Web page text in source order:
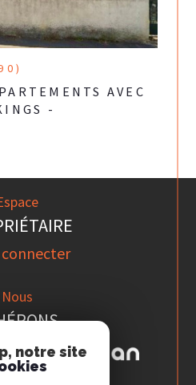
AVEC
-
Espace
connecter
Nous
notre site